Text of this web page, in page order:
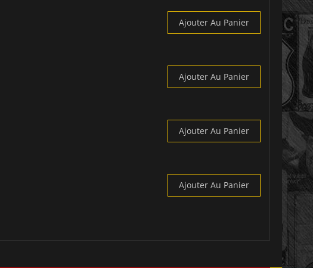
Ajouter Au Panier
Ajouter Au Panier
Ajouter Au Panier
Ajouter Au Panier